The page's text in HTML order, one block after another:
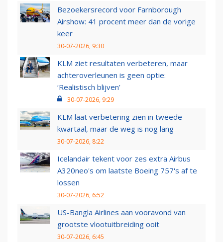
Bezoekersrecord voor Farnborough
Airshow: 41 procent meer dan de vorige
keer
30-07-2026, 9:30
KLM ziet resultaten verbeteren, maar
achteroverleunen is geen optie:
‘Realistisch blijven’
30-07-2026, 9:29
KLM laat verbetering zien in tweede
kwartaal, maar de weg is nog lang
30-07-2026, 8:22
Icelandair tekent voor zes extra Airbus
A320neo's om laatste Boeing 757's af te
lossen
30-07-2026, 6:52
US-Bangla Airlines aan vooravond van
grootste vlootuitbreiding ooit
30-07-2026, 6:45